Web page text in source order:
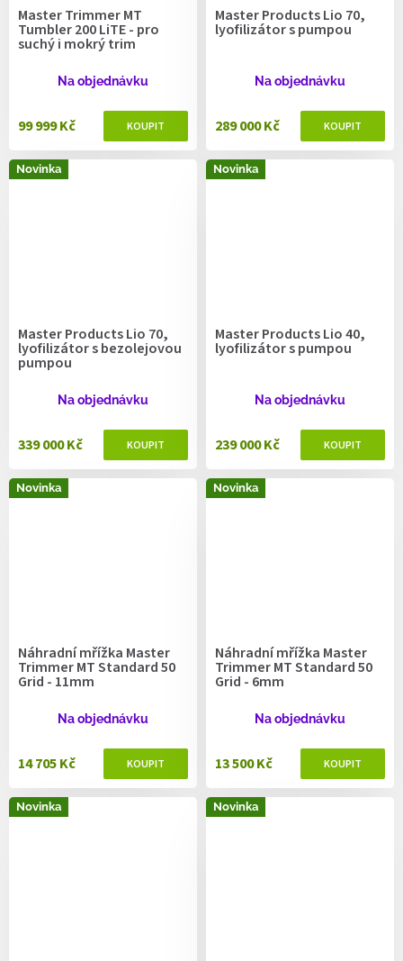
Master Trimmer MT
Tumbler 200 LiTE - pro
suchý i mokrý trim
Na objednávku
99 999 Kč
Master Products Lio 70,
lyofilizátor s pumpou
Na objednávku
289 000 Kč
Novinka
Master Products Lio 70,
lyofilizátor s bezolejovou
pumpou
Na objednávku
339 000 Kč
Novinka
Master Products Lio 40,
lyofilizátor s pumpou
Na objednávku
239 000 Kč
Novinka
Náhradní mřížka Master
Trimmer MT Standard 50
Grid - 11mm
Na objednávku
14 705 Kč
Novinka
Náhradní mřížka Master
Trimmer MT Standard 50
Grid - 6mm
Na objednávku
13 500 Kč
Novinka Novinka